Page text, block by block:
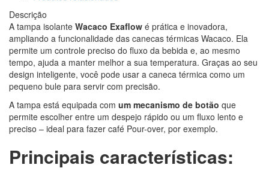
Descrição
A tampa isolante Wacaco Exaflow é prática e inovadora,
ampliando a funcionalidade das canecas térmicas Wacaco. Ela
permite um controle preciso do fluxo da bebida e, ao mesmo
tempo, ajuda a manter melhor a sua temperatura. Graças ao seu
design inteligente, você pode usar a caneca térmica como um
pequeno bule para servir com precisão.
A tampa está equipada com um mecanismo de botão que
permite escolher entre um despejo rápido ou um fluxo lento e
preciso – ideal para fazer café Pour-over, por exemplo.
Principais características: